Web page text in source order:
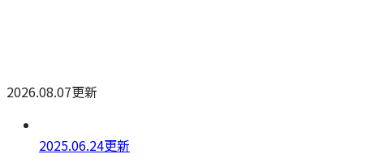
2026.08.07更新
2025.06.24更新